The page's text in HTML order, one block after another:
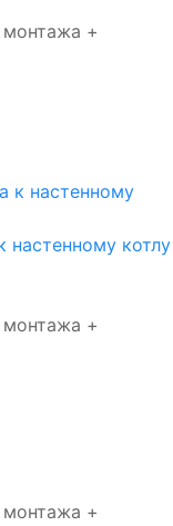
монтажа +
котлу
монтажа +
монтажа +